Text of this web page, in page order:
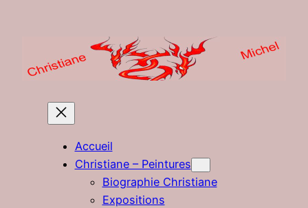
Accueil
Christiane – Peintures
Biographie Christiane
Expositions